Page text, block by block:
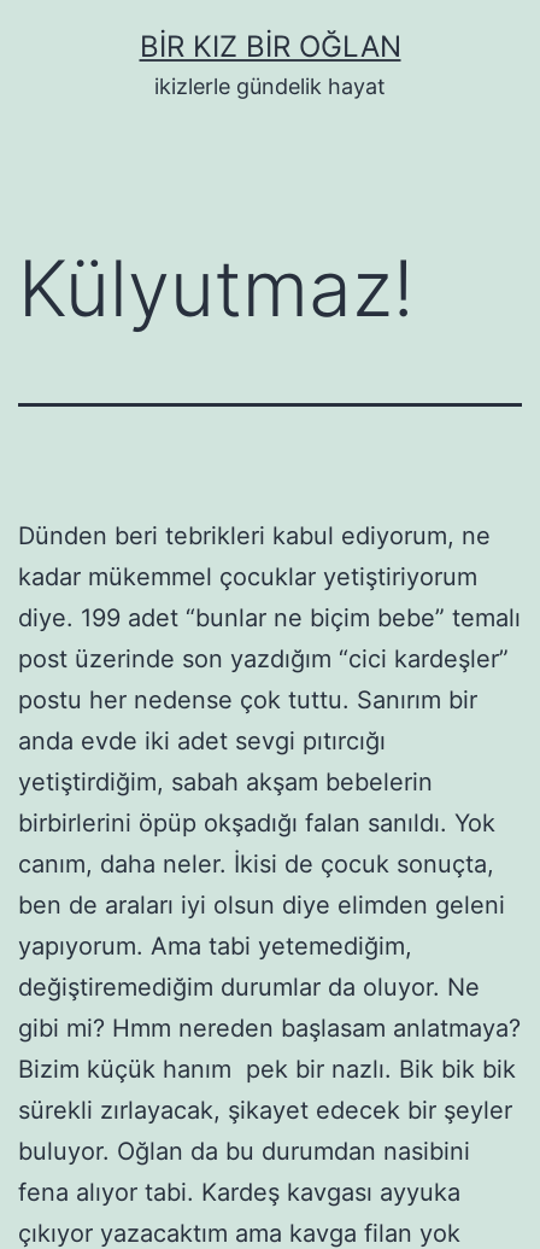
BIR KIZ BIR OĞLAN
ikizlerle gündelik hayat
Külyutmaz!
Dünden beri tebrikleri kabul ediyorum, ne
kadar mükemmel çocuklar yetiştiriyorum
diye. 199 adet “bunlar ne biçim bebe” temalı
post üzerinde son yazdığım “cici kardeşler”
postu her nedense çok tuttu. Sanırım bir
anda evde iki adet sevgi pıtırcığı
yetiştirdiğim, sabah akşam bebelerin
birbirlerini öpüp okşadığı falan sanıldı. Yok
canım, daha neler. İkisi de çocuk sonuçta,
ben de araları iyi olsun diye elimden geleni
yapıyorum. Ama tabi yetemediğim,
değiştiremediğim durumlar da oluyor. Ne
gibi mi? Hmm nereden başlasam anlatmaya?
Bizim küçük hanım pek bir nazlı. Bik bik bik
sürekli zırlayacak, şikayet edecek bir şeyler
buluyor. Oğlan da bu durumdan nasibini
fena alıyor tabi. Kardeş kavgası ayyuka
çıkıyor yazacaktım ama kavga filan yok